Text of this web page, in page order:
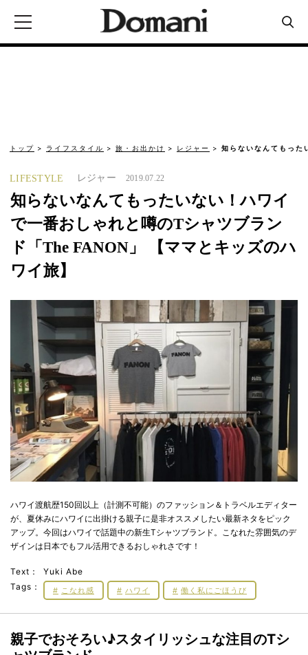
トップ ライフスタイル 旅・お出かけ レジャー 知らないなんてもっ
LIFESTYLE レジャー 2019.07.22
知らないなんてもったいない！ハワイ
で一番おしゃれと噂のTシャツブラン
ド「The FANON」 【ママとキッズのハ
ワイ旅】
ハワイ渡航歴150回以上（計測不可能）のファッション＆トラベルエディター
が、夏休みにハワイに出掛ける親子に是非オススメしたい最新ネタをピック
アップ。今回はハワイで話題中の新生Tシャツブランド。こなれた雰囲気のデ
ザインは日本でもフル活用できるおしゃれさです！
Text：
Yuki Abe
Tags：
こなれ感 ハワイ 働く私にごほうび
親子でおそろい♪スタイリッシュな注目のTシ